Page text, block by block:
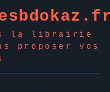
la librairie
proposer vos